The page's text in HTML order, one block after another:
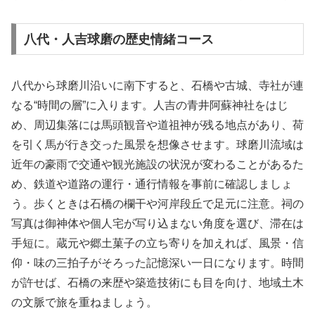
八代・人吉球磨の歴史情緒コース
八代から球磨川沿いに南下すると、石橋や古城、寺社が連
なる“時間の層”に入ります。人吉の青井阿蘇神社をはじ
め、周辺集落には馬頭観音や道祖神が残る地点があり、荷
を引く馬が行き交った風景を想像させます。球磨川流域は
近年の豪雨で交通や観光施設の状況が変わることがあるた
め、鉄道や道路の運行・通行情報を事前に確認しましょ
う。歩くときは石橋の欄干や河岸段丘で足元に注意。祠の
写真は御神体や個人宅が写り込まない角度を選び、滞在は
手短に。蔵元や郷土菓子の立ち寄りを加えれば、風景・信
仰・味の三拍子がそろった記憶深い一日になります。時間
が許せば、石橋の来歴や築造技術にも目を向け、地域土木
の文脈で旅を重ねましょう。